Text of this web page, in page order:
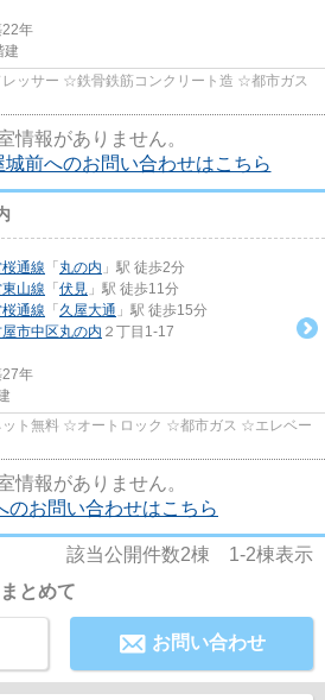
22年
建
ッサー ☆鉄骨鉄筋コンクリート造 ☆都市ガス
情報がありません。
前へのお問い合わせはこちら
通線 「 丸の内 」駅 徒歩2分
山線 「 伏見 」駅 徒歩11分
通線 「 久屋大通 」駅 徒歩15分
市中区丸の内 ２丁目1-17
27年
ト無料 ☆オートロック ☆都市ガス ☆エレベー
情報がありません。
のお問い合わせはこちら
該当公開件数2棟 1-2棟表示
とめて
お問い合わせ